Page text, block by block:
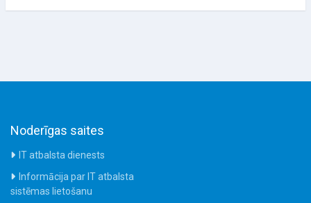
Noderīgas saites
IT atbalsta dienests
Informācija par IT atbalsta
sistēmas lietošanu